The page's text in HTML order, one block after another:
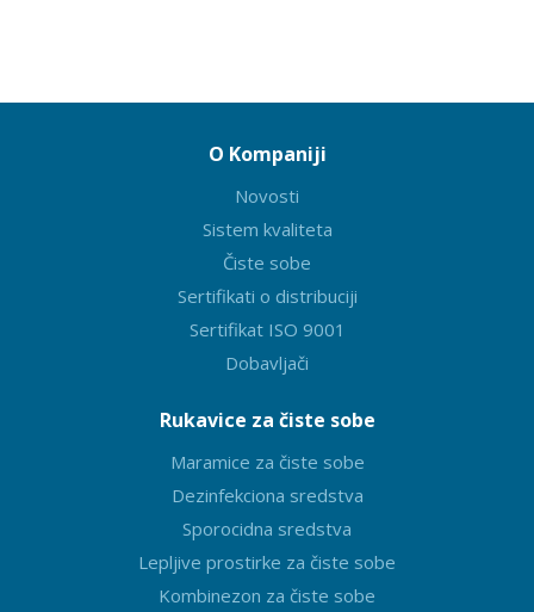
O Kompaniji
Novosti
Sistem kvaliteta
Čiste sobe
Sertifikati o distribuciji
Sertifikat ISO 9001
Dobavljači
Rukavice za čiste sobe
Maramice za čiste sobe
Dezinfekciona sredstva
Sporocidna sredstva
Lepljive prostirke za čiste sobe
Kombinezon za čiste sobe